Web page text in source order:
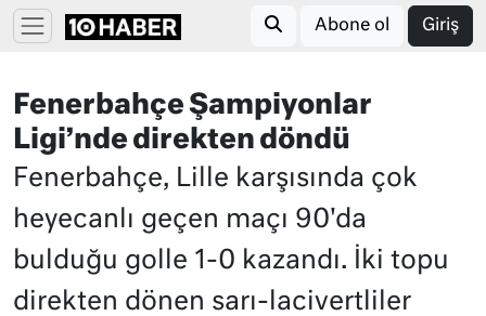
Abone ol Giriş
Fenerbahçe Şampiyonlar
Ligi’nde direkten döndü
Fenerbahçe, Lille karşısında çok
heyecanlı geçen maçı 90'da
bulduğu golle 1-0 kazandı. İki topu
direkten dönen sarı-lacivertliler